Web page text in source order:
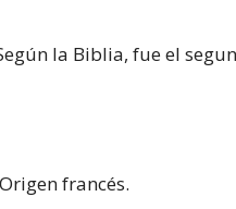
la Biblia, fue el
francés.